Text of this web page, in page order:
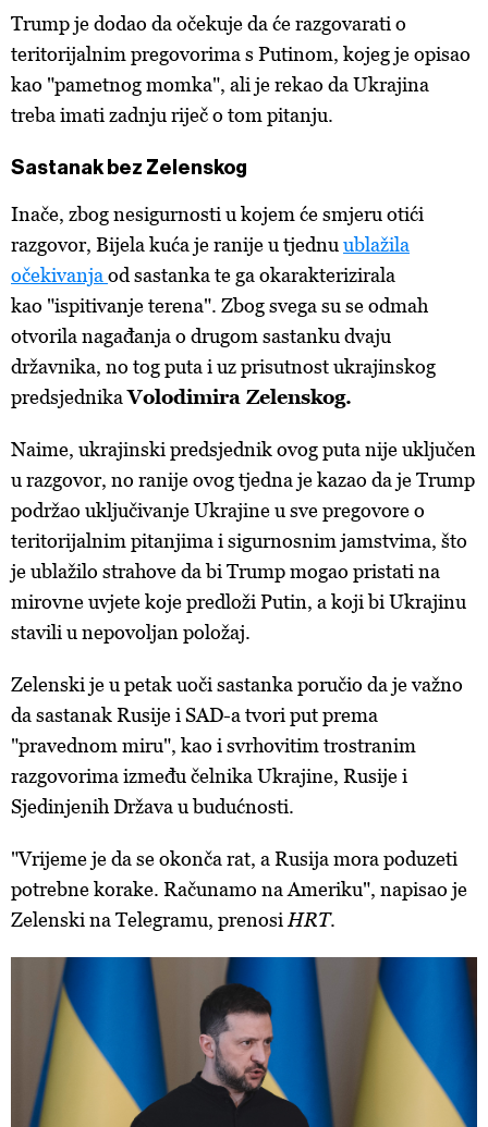
Trump je dodao da očekuje da će razgovarati o
teritorijalnim pregovorima s Putinom, kojeg je opisao
kao "pametnog momka", ali je rekao da Ukrajina
treba imati zadnju riječ o tom pitanju.
Sastanak bez Zelenskog
Inače, zbog nesigurnosti u kojem će smjeru otići
razgovor, Bijela kuća je ranije u tjednuublažila
očekivanjaod sastanka te ga okarakterizirala
kao "ispitivanje terena". Zbog svega su se odmah
otvorila nagađanja o drugom sastanku dvaju
državnika, no tog puta i uz prisutnost ukrajinskog
predsjednikaVolodimira Zelenskog.
Naime, ukrajinski predsjednik ovog puta nije uključen
u razgovor, no ranije ovog tjedna je kazao da je Trump
podržao uključivanje Ukrajine u sve pregovore o
teritorijalnim pitanjima i sigurnosnim jamstvima, što
je ublažilo strahove da bi Trump mogao pristati na
mirovne uvjete koje predloži Putin, a koji bi Ukrajinu
stavili u nepovoljan položaj.
Zelenski je u petak uoči sastankaporučio da je važno
da sastanak Rusije i SAD-a tvori put prema
"pravednom miru", kao i svrhovitim trostranim
razgovorima između čelnika Ukrajine, Rusije i
Sjedinjenih Država u budućnosti.
"Vrijeme je da se okonča rat, a Rusija mora poduzeti
potrebne korake. Računamo na Ameriku", napisao je
Zelenski na Telegramu, prenosiHRT.